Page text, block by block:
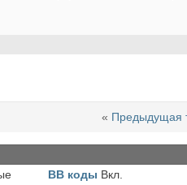
« Предыдущая
BB коды Вкл.